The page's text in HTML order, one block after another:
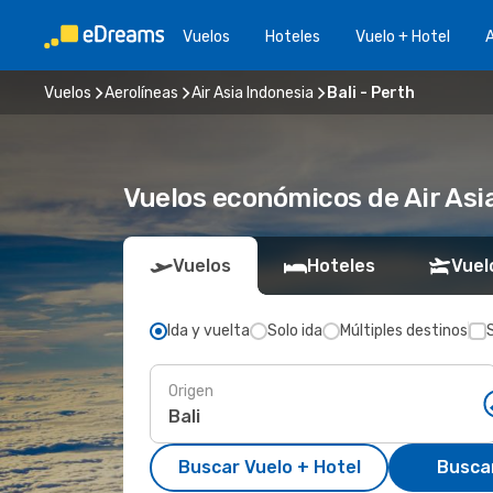
Vuelos Hoteles Vuelo + Hotel
Vuelos Aerolíneas Air Asia Indonesia Bali - Perth
Vuelos económicos de Air
Vuelos Hoteles
Ida y vuelta Solo ida Múltiples destinos
Origen
Buscar Vuelo + Hotel